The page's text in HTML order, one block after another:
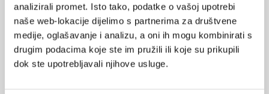
analizirali promet. Isto tako, podatke o vašoj upotrebi
naše web-lokacije dijelimo s partnerima za društvene
medije, oglašavanje i analizu, a oni ih mogu kombinirati s
drugim podacima koje ste im pružili ili koje su prikupili
dok ste upotrebljavali njihove usluge.
Ozljede na radu povezuju se s uporabom marihuane u
rekreativne svrhe
25.02.2024.
Percepcija društvene kontrole i upotreba marihuane
među zagrebačkim studentima